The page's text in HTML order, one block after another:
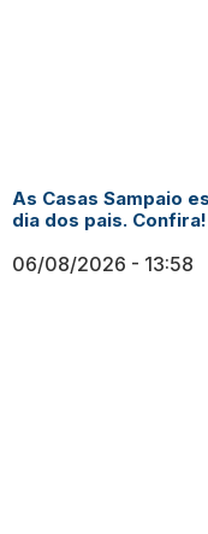
As Casas Sampaio
dia dos pais. Confira!
06/08/2026 13:58